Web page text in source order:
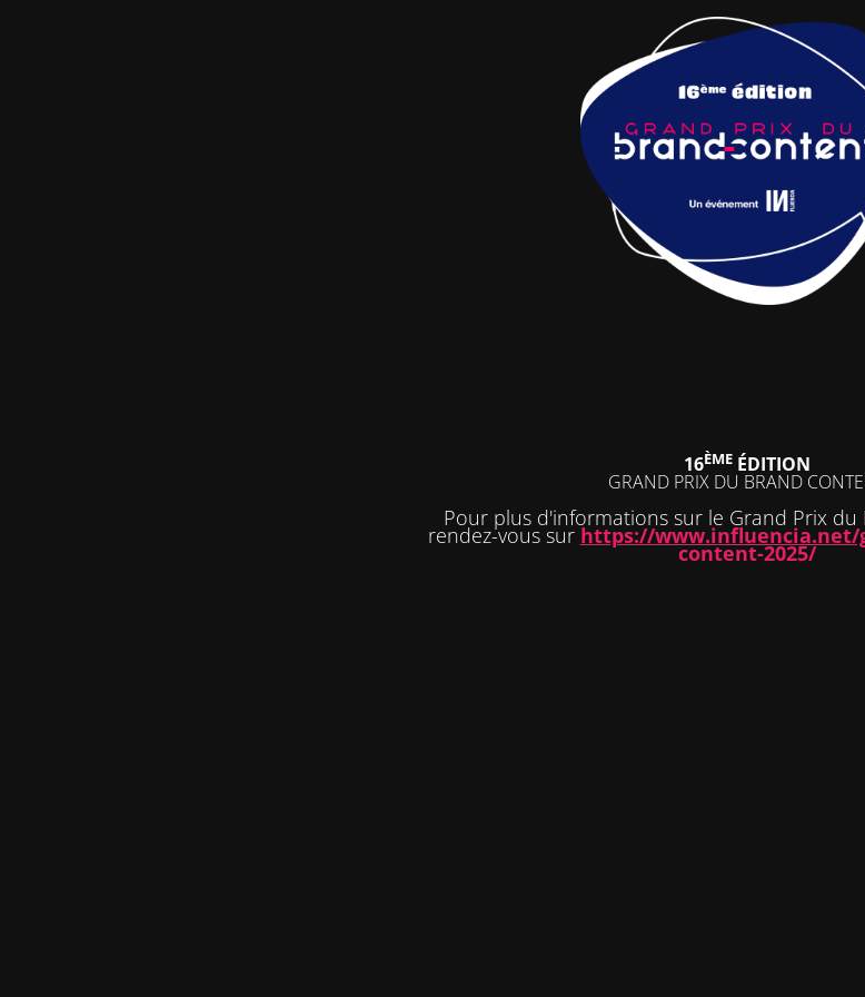
16ÈME ÉDITION
GRAND PRIX DU BRAND
Pour plus d'informations sur le Grand Prix du
rendez-vous sur https://www.influencia.net/
content-2025/